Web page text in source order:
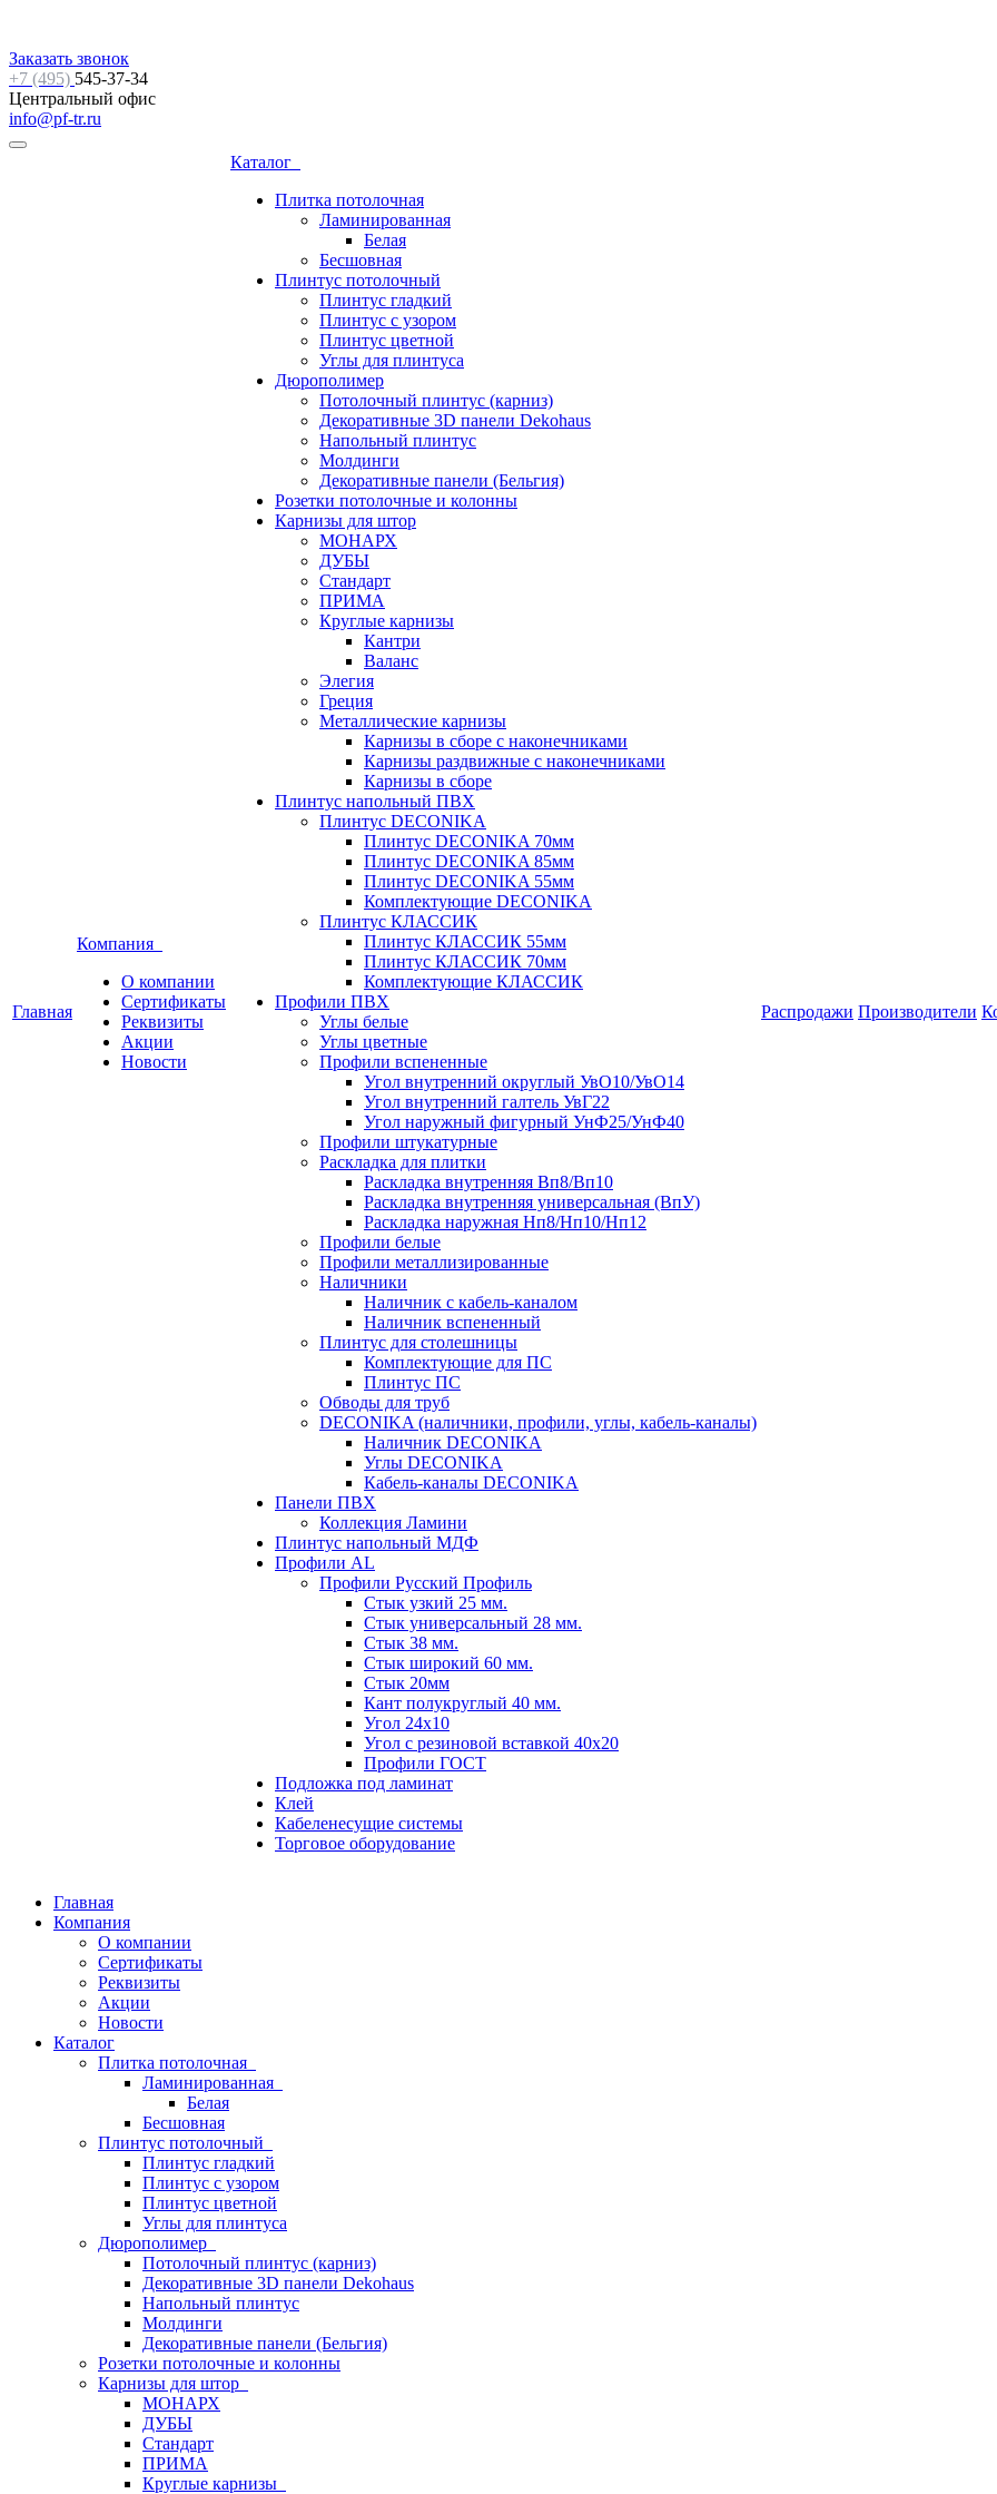
Заказать звонок
+7 (495) 545-37-34
Центральный офис
info@pf-tr.ru
Главная
Компания
О компании
Сертификаты
Реквизиты
Акции
Новости
Каталог
Плитка потолочная
Ламинированная
Белая
Бесшовная
Плинтус потолочный
Плинтус гладкий
Плинтус с узором
Плинтус цветной
Углы для плинтуса
Дюрополимер
Потолочный плинтус (карниз)
Декоративные 3D панели Dekohaus
Напольный плинтус
Молдинги
Декоративные панели (Бельгия)
Розетки потолочные и колонны
Карнизы для штор
МОНАРХ
ДУБЫ
Стандарт
ПРИМА
Круглые карнизы
Кантри
Валанс
Элегия
Греция
Металлические карнизы
Карнизы в сборе с наконечниками
Карнизы раздвижные с наконечниками
Карнизы в сборе
Плинтус напольный ПВХ
Плинтус DECONIKA
Плинтус DECONIKA 70мм
Плинтус DECONIKA 85мм
Плинтус DECONIKA 55мм
Комплектующие DECONIKA
Плинтус КЛАССИК
Плинтус КЛАССИК 55мм
Плинтус КЛАССИК 70мм
Комплектующие КЛАССИК
Профили ПВХ
Углы белые
Углы цветные
Профили вспененные
Угол внутренний округлый УвО10/УвО14
Угол внутренний галтель УвГ22
Угол наружный фигурный УнФ25/УнФ40
Профили штукатурные
Раскладка для плитки
Раскладка внутренняя Вп8/Вп10
Раскладка внутренняя универсальная (ВпУ)
Раскладка наружная Нп8/Нп10/Нп12
Профили белые
Профили металлизированные
Наличники
Наличник с кабель-каналом
Наличник вспененный
Плинтус для столешницы
Комплектующие для ПС
Плинтус ПС
Обводы для труб
DECONIKA (наличники, профили, углы, кабель-каналы)
Наличник DECONIKA
Углы DECONIKA
Кабель-каналы DECONIKA
Панели ПВХ
Коллекция Ламини
Плинтус напольный МДФ
Профили AL
Профили Русский Профиль
Стык узкий 25 мм.
Стык универсальный 28 мм.
Стык 38 мм.
Стык широкий 60 мм.
Стык 20мм
Кант полукруглый 40 мм.
Угол 24х10
Угол с резиновой вставкой 40х20
Профили ГОСТ
Подложка под ламинат
Клей
Кабеленесущие системы
Торговое оборудование
Распродажи Производители
Главная
Компания
О компании
Сертификаты
Реквизиты
Акции
Новости
Каталог
Плитка потолочная
Ламинированная
Белая
Бесшовная
Плинтус потолочный
Плинтус гладкий
Плинтус с узором
Плинтус цветной
Углы для плинтуса
Дюрополимер
Потолочный плинтус (карниз)
Декоративные 3D панели Dekohaus
Напольный плинтус
Молдинги
Декоративные панели (Бельгия)
Розетки потолочные и колонны
Карнизы для штор
МОНАРХ
ДУБЫ
Стандарт
ПРИМА
Круглые карнизы